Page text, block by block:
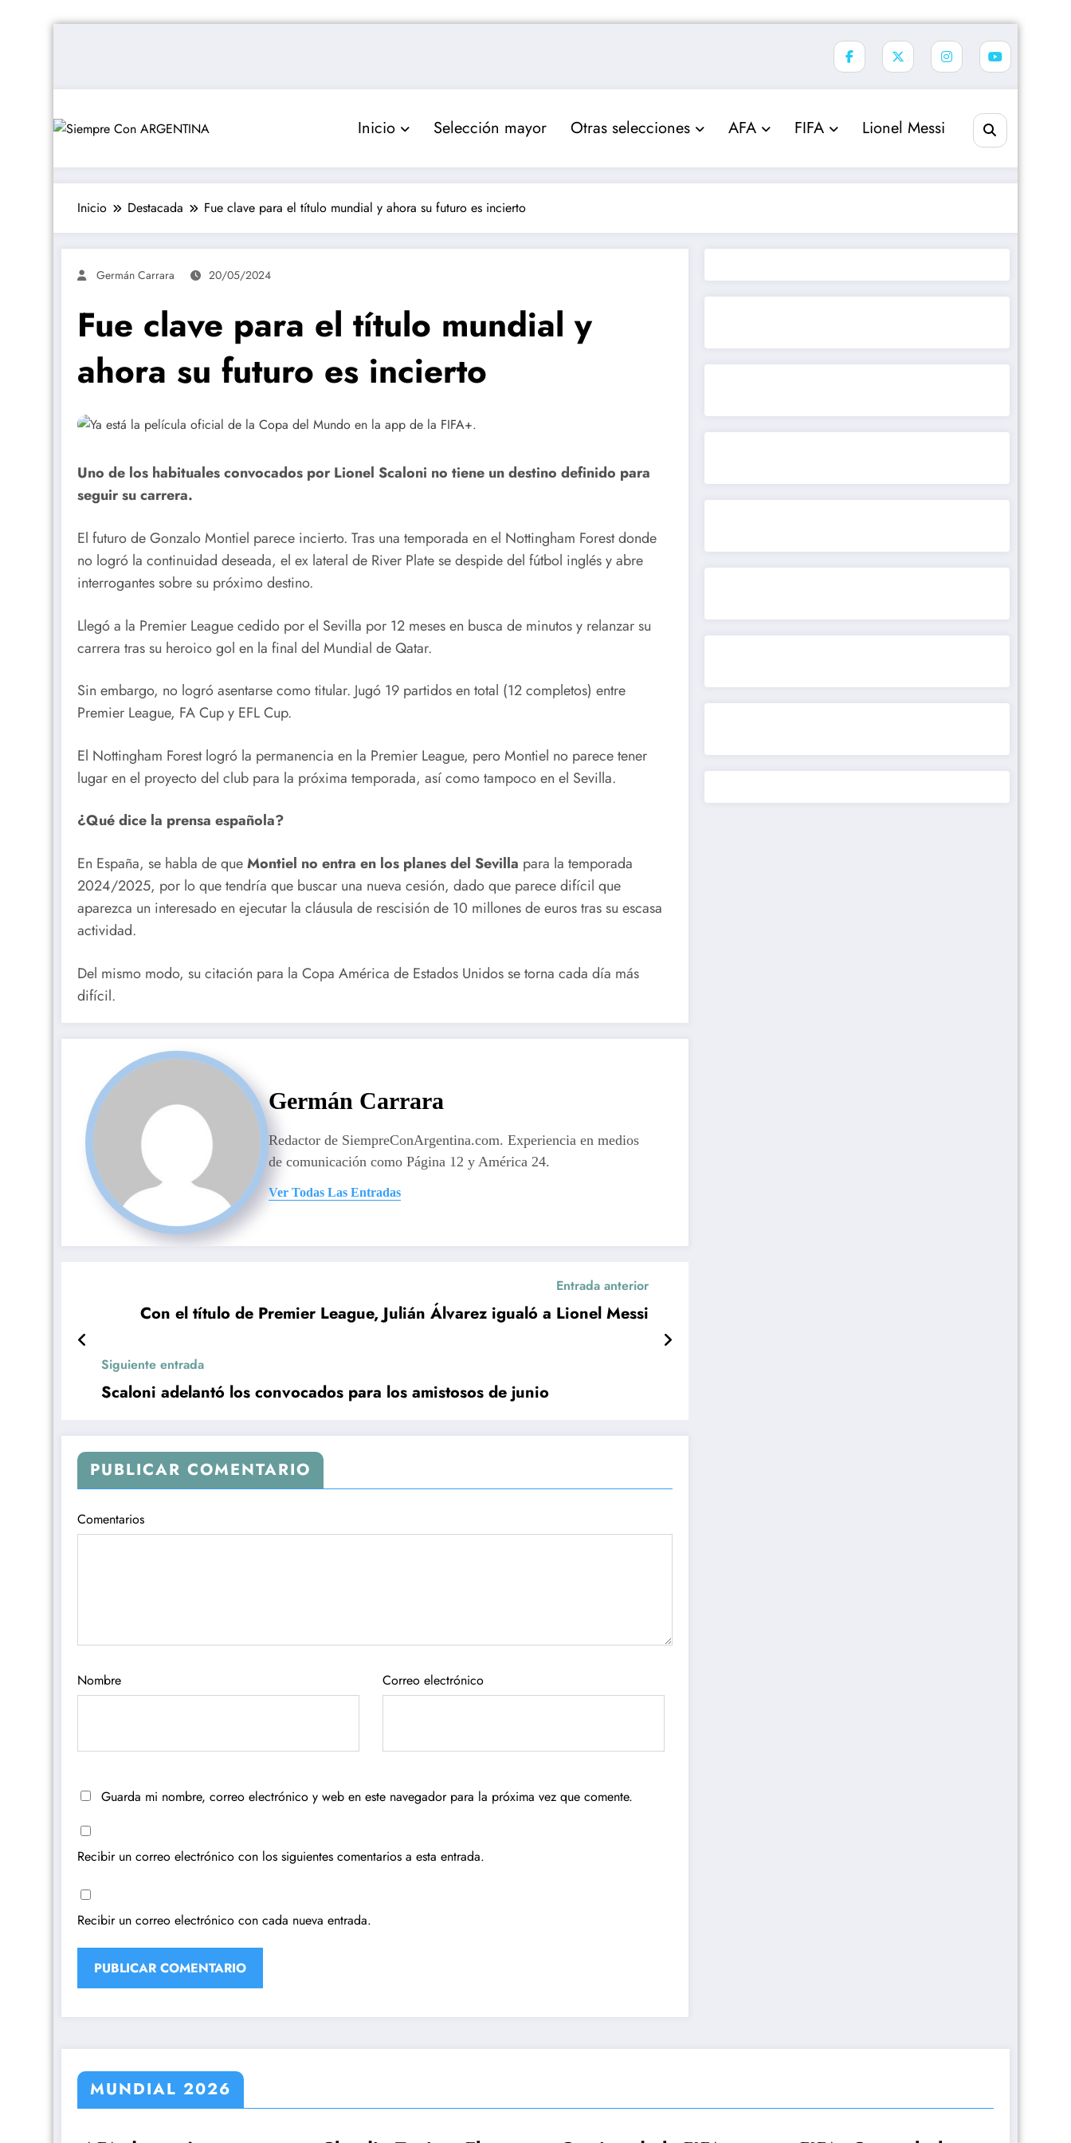
Inicio Selección mayor Otras selecciones AFA FIFA Lionel Messi
Inicio Destacada Fue clave para el título mundial y ahora su futuro es incierto
Germán Carrara 20/05/2024
Fue clave para el título mundial y
ahora su futuro es incierto
Uno de los habituales convocados por Lionel Scaloni no tiene un destino definido para
seguir su carrera.
El futuro de Gonzalo Montiel parece incierto. Tras una temporada en el Nottingham Forest donde
no logró la continuidad deseada, el ex lateral de River Plate se despide del fútbol inglés y abre
interrogantes sobre su próximo destino.
Llegó a la Premier League cedido por el Sevilla por 12 meses en busca de minutos y relanzar su
carrera tras su heroico gol en la final del Mundial de Qatar.
Sin embargo, no logró asentarse como titular. Jugó 19 partidos en total (12 completos) entre
Premier League, FA Cup y EFL Cup.
El Nottingham Forest logró la permanencia en la Premier League, pero Montiel no parece tener
lugar en el proyecto del club para la próxima temporada, así como tampoco en el Sevilla.
¿Qué dice la prensa española?
En España, se habla de queMontiel no entra en los planes del Sevilla para la temporada
2024/2025, por lo que tendría que buscar una nueva cesión, dado que parece difícil que
aparezca un interesado en ejecutar la cláusula de rescisión de 10 millones de euros tras su escasa
actividad.
Del mismo modo, su citación para la Copa América de Estados Unidos se torna cada día más
difícil.
Germán Carrara
Redactor de SiempreConArgentina.com. Experiencia en medios
de comunicación como Página 12 y América 24.
Ver Todas Las Entradas
Entrada anterior
Con el título de Premier League, Julián Álvarez igualó a Lionel Messi
Siguiente entrada
Scaloni adelantó los convocados para los amistosos de junio
PUBLICAR COMENTARIO
Comentarios
Nombre Correo electrónico
Guarda mi nombre, correo electrónico y web en este navegador para la próxima vez que comente.
Recibir un correo electrónico con los siguientes comentarios a esta entrada.
Recibir un correo electrónico con cada nueva entrada.
MUNDIAL 2026